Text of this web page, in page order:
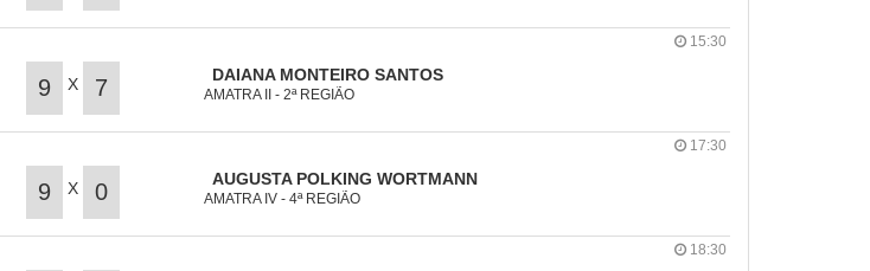
9 X 7
DAIANA MONTEIRO SANTOS
AMATRA II - 2ª REGIÃO
15:30
9 X 0
AUGUSTA POLKING WORTMANN
AMATRA IV - 4ª REGIÃO
17:30
18:30